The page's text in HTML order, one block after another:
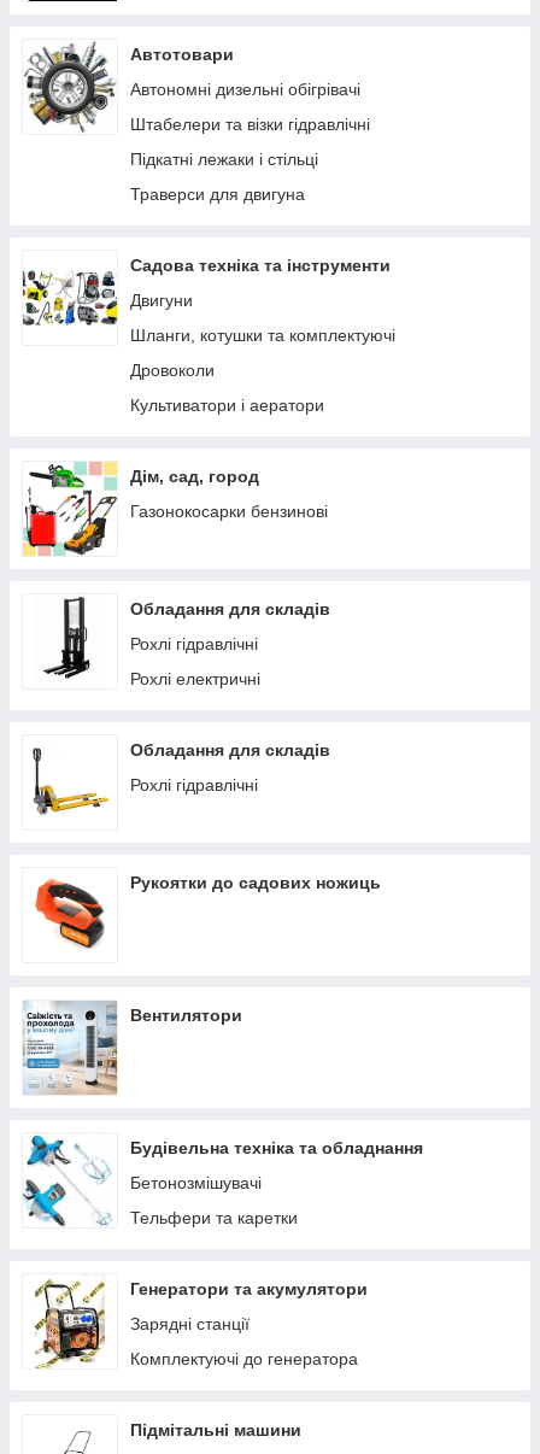
Автотовари
Автономні дизельні обігрівачі
Штабелери та візки гідравлічні
Підкaтні лeжaки і cтільці
Траверси для двигуна
Садова техніка та інструменти
Двигуни
Шланги, котушки та комплектуючі
Дровоколи
Культиватори і аератори
Дім, сад, город
Газонокосарки бензинові
Обладання для складів
Рохлі гідравлічні
Рохлі електричні
Обладання для складів
Рохлі гідравлічні
Рукоятки до садових ножиць
Вентилятори
Будівельна техніка та обладнання
Бетонозмішувачі
Тельфери та каретки
Генератори та акумулятори
Зарядні станції
Комплектуючі до генератора
Підмітальні машини